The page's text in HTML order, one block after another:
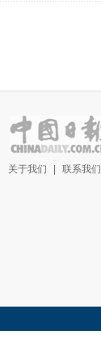
关于我们 联系我们